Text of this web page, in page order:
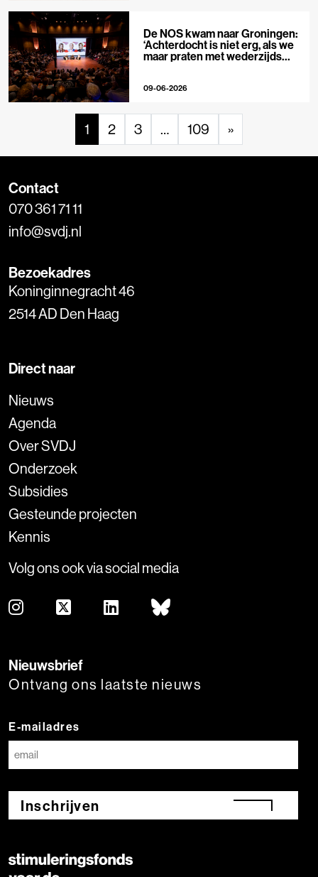
De NOS kwam naar Groningen:
‘Achterdocht is niet erg, als we
maar praten met wederzijds
09-06-2026
1 2 3 … 109 »
Contact
070 361 71 11
info@svdj.nl
Bezoekadres
Koninginnegracht 46
2514 AD Den Haag
Direct naar
Nieuws
Agenda
Over SVDJ
Onderzoek
Subsidies
Gesteunde projecten
Kennis
Volg ons ook via social media
Nieuwsbrief
Ontvang ons laatste nieuws
E-mailadres
Inschrijven